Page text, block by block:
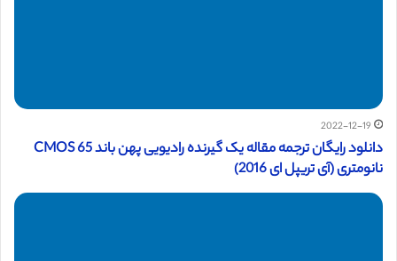
2022-12-19
دانلود رایگان ترجمه مقاله یک گیرنده رادیویی پهن باند CMOS 65
نانومتری (آی تریپل ای 2016)